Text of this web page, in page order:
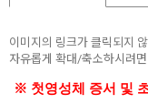
이미지의 링크가 클릭되지
자유롭게 확대/축소하시려면
※ 첫영성체 증서 및